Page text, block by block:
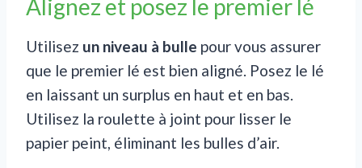
Alignez et posez le premier lé
Utilisez un niveau à bulle pour vous assurer
que le premier lé est bien aligné. Posez le lé
en laissant un surplus en haut et en bas.
Utilisez la roulette à joint pour lisser le
papier peint, éliminant les bulles d’air.